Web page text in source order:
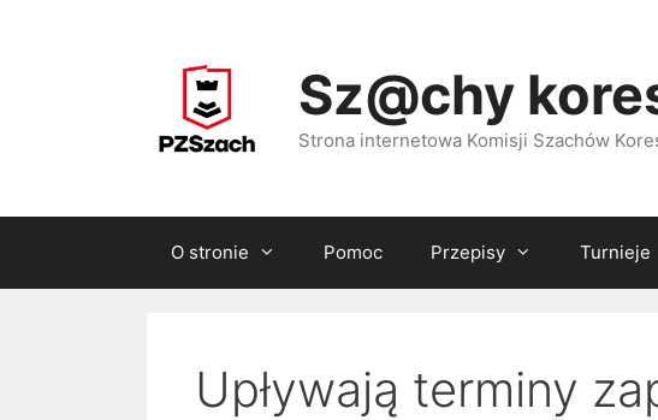
Sz@chy
Strona internetowa Komisji Szachów
O stronie Pomoc Przepisy Turnieje
Upływają terminy